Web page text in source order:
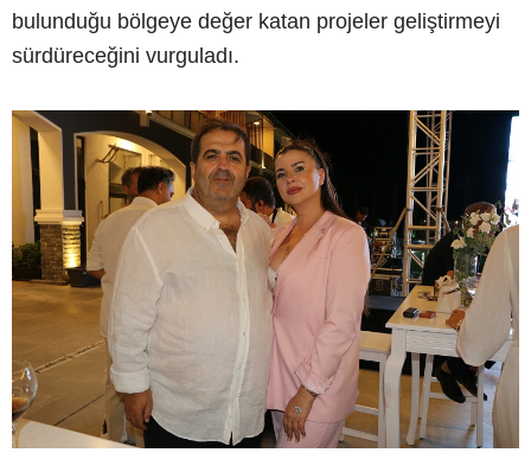
bulunduğu bölgeye değer katan projeler geliştirmeyi
sürdüreceğini vurguladı.